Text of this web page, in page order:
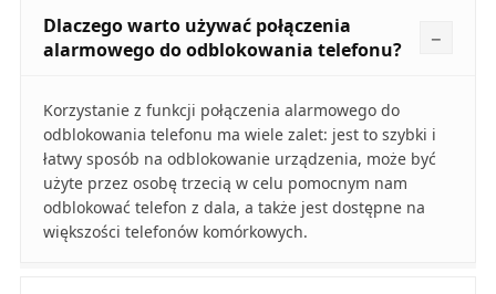
Dlaczego warto używać połączenia
alarmowego do odblokowania telefonu?
Korzystanie z funkcji połączenia alarmowego do
odblokowania telefonu ma wiele zalet: jest to szybki i
łatwy sposób na odblokowanie urządzenia, może być
użyte przez osobę trzecią w celu pomocnym nam
odblokować telefon z dala, a także jest dostępne na
większości telefonów komórkowych.